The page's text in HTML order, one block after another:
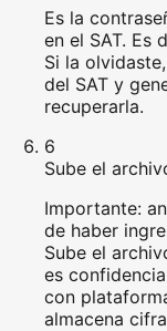
Es la
en el SAT. Es
Si la
del SAT y
recuperarla.
6
Sube el
Importante:
de haber
Sube el
es
con
almacena